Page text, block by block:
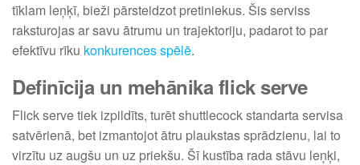
tīklam leņķī, bieži pārsteidzot pretiniekus. Šis serviss
raksturojas ar savu ātrumu un trajektoriju, padarot to par
efektīvu rīku konkurences spēlē.
Definīcija un mehānika flick serve
Flick serve tiek izpildīts, turēt shuttlecock standarta servisa
satvērienā, bet izmantojot ātru plaukstas sprādzienu, lai to
virzītu uz augšu un uz priekšu. Šī kustība rada stāvu leņķi,